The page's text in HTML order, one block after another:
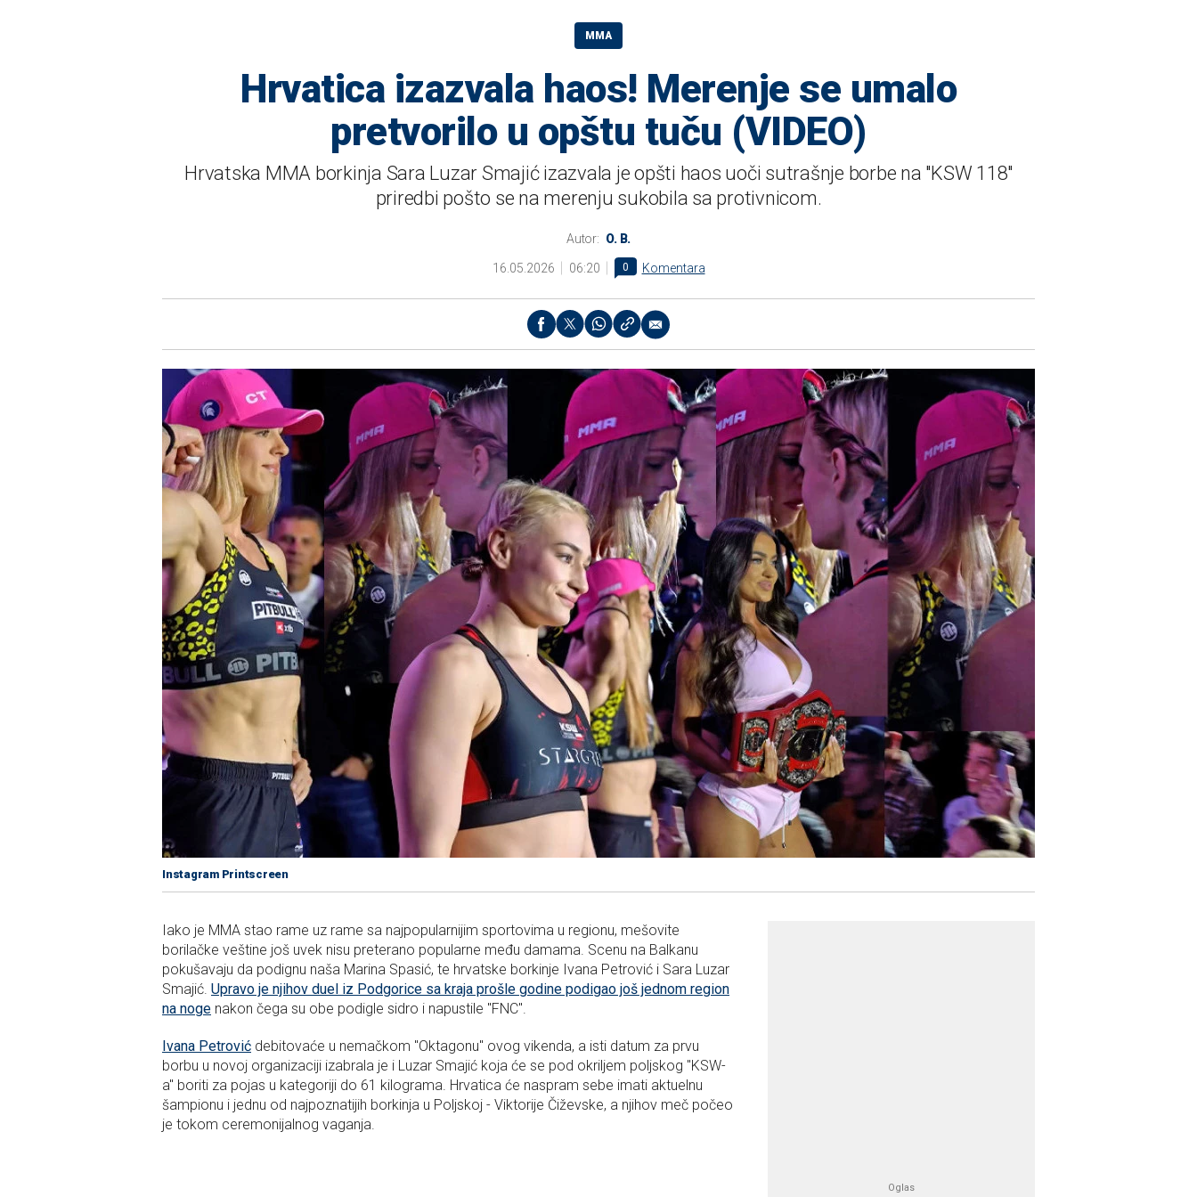
MMA
Hrvatica izazvala haos! Merenje se umalo
pretvorilo u opštu tuču (VIDEO)
Hrvatska MMA borkinja Sara Luzar Smajić izazvala je opšti haos uoči sutrašnje borbe na "KSW 118"
priredbi pošto se na merenju sukobila sa protivnicom.
Autor: O. B.
16.05.2026 06:20 0 Komentara
Instagram Printscreen
Iako je MMA stao rame uz rame sa najpopularnijim sportovima u regionu, mešovite
borilačke veštine još uvek nisu preterano popularne među damama. Scenu na Balkanu
pokušavaju da podignu naša Marina Spasić, te hrvatske borkinje Ivana Petrović i Sara Luzar
Smajić. Upravo je njihov duel iz Podgorice sa kraja prošle godine podigao još jednom region
na noge nakon čega su obe podigle sidro i napustile "FNC".
Ivana Petrović debitovaće u nemačkom "Oktagonu" ovog vikenda, a isti datum za prvu
borbu u novoj organizaciji izabrala je i Luzar Smajić koja će se pod okriljem poljskog "KSW-
a" boriti za pojas u kategoriji do 61 kilograma. Hrvatica će naspram sebe imati aktuelnu
šampionu i jednu od najpoznatijih borkinja u Poljskoj - Viktorije Čiževske, a njihov meč počeo
je tokom ceremonijalnog vaganja.